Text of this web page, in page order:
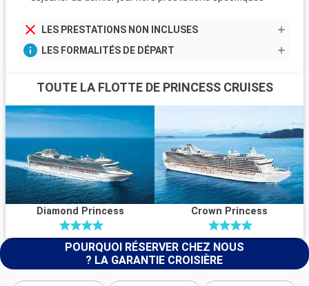
LES PRESTATIONS NON INCLUSES
LES FORMALITÉS DE DÉPART
TOUTE LA FLOTTE DE PRINCESS CRUISES
Diamond Princess Crown Princess
POURQUOI RÉSERVER CHEZ NOUS
? LA GARANTIE CROISIÈRE